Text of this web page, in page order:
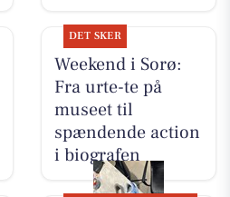
DET SKER
Weekend i Sorø:
Fra urte-te på
museet til
spændende action
i biografen